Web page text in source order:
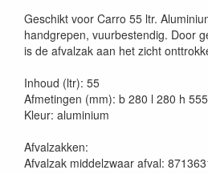
Geschikt voor Carro 55 ltr.
handgrepen, vuurbestendig. Door
is de afvalzak aan het zicht
Inhoud (ltr): 55
Afmetingen (mm): b 280 l 280 h 555
Kleur: aluminium
Afvalzakken:
Afvalzak middelzwaar afval: